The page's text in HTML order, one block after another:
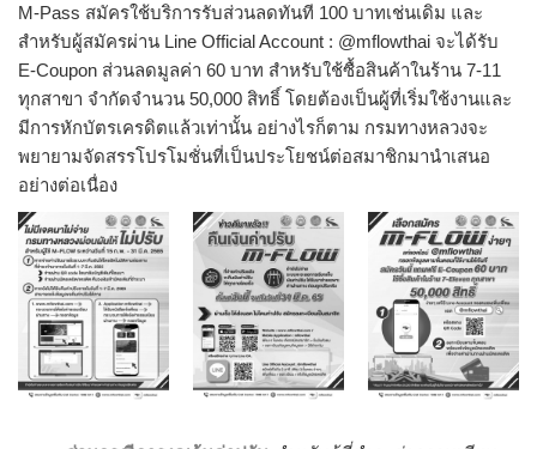
M-Pass สมัครใช้บริการรับส่วนลดทันที 100 บาทเช่นเดิม และ
สำหรับผู้สมัครผ่าน Line Official Account : @mflowthai จะได้รับ
E-Coupon ส่วนลดมูลค่า 60 บาท สำหรับใช้ซื้อสินค้าในร้าน 7-11
ทุกสาขา จำกัดจำนวน 50,000 สิทธิ์ โดยต้องเป็นผู้ที่เริ่มใช้งานและ
มีการหักบัตรเครดิตแล้วเท่านั้น อย่างไรก็ตาม กรมทางหลวงจะ
พยายามจัดสรรโปรโมชั่นที่เป็นประโยชน์ต่อสมาชิกมานำเสนอ
อย่างต่อเนื่อง